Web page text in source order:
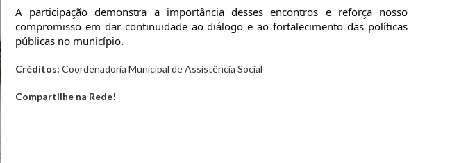
A participação demonstra a importância desses encontros e reforça nosso
compromisso em dar continuidade ao diálogo e ao fortalecimento das políticas
públicas no município.
Créditos: Coordenadoria Municipal de Assistência Social
Compartilhe na Rede!